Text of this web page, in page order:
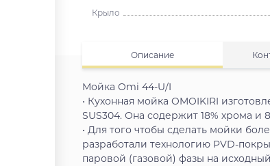
Крыло
Описание
Мойка Omi 44-U/I
• Кухонная мойка OMOIKIRI
SUS304. Она содержит 18% хрома и
• Для того чтобы сделать мойки
разработали технологию PVD-
паровой (газовой) фазы на